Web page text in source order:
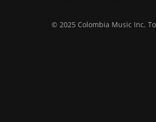
© 2025 Colombia Music Inc.